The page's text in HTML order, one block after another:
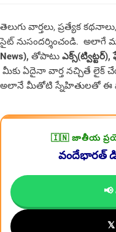
తెలుగు వార్తలు, ప్రత్యేక
సైట్ నుసందర్శించండి. అలాగే
News), తోపాటు ఎక్స్(ట్విట్టర్),
మీకు ఏదైనా వార్త నచ్చితే లైక్
అలానే మీతోటి స్నేహితులతో ఈ
🇮🇳 జాతీయ
వందేభారత్
𝕏